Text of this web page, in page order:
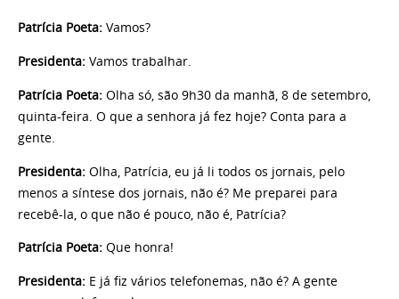
Patrícia Poeta: Vamos?
Presidenta: Vamos trabalhar.
Patrícia Poeta: Olha só, são 9h30 da manhã, 8 de setembro,
quinta-feira. O que a senhora já fez hoje? Conta para a
gente.
Presidenta: Olha, Patrícia, eu já li todos os jornais, pelo
menos a síntese dos jornais, não é? Me preparei para
recebê-la, o que não é pouco, não é, Patrícia?
Patrícia Poeta: Que honra!
Presidenta: E já fiz vários telefonemas, não é? A gente